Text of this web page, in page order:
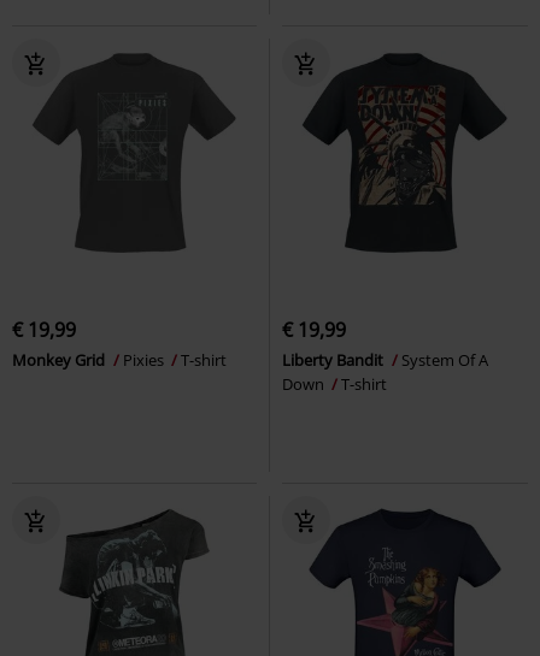
€ 19,99
Monkey Grid Pixies T-shirt
€ 19,99
Liberty Bandit
System Of A
Down
T-shirt